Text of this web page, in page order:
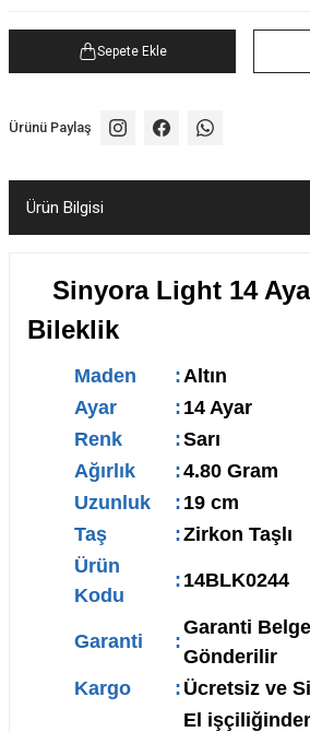
Sepete Ekle
Ürünü Paylaş
Ürün Bilgisi
Sinyora Light 14
Bileklik
Maden :Altın
Ayar
: 14 Ayar
Renk
:Sarı
Ağırlık
:4.80 Gram
Uzunluk
: 19 cm
Taş
:Zirkon Taşlı
Ürün
Kodu
: 14BLK0244
Garanti :
Garanti
Gönderilir
Kargo
: Ücretsiz ve
El